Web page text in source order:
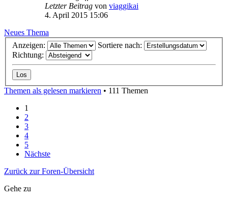
Letzter Beitrag von viaggikai
4. April 2015 15:06
Neues Thema
Anzeigen:
Sortiere nach:
Richtung:
Themen als gelesen markieren • 111 Themen
1
2
3
4
5
Nächste
Zurück zur Foren-Übersicht
Gehe zu